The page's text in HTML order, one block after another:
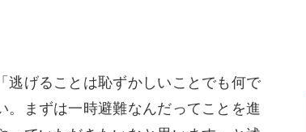
げることは恥ずかしいことでも何で
。まずは一時避難なんだってことを進